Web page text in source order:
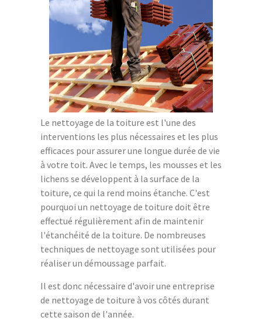
Le nettoyage de la toiture est l'une des
interventions les plus nécessaires et les plus
efficaces pour assurer une longue durée de vie
à votre toit. Avec le temps, les mousses et les
lichens se développent à la surface de la
toiture, ce qui la rend moins étanche. C'est
pourquoi un nettoyage de toiture doit être
effectué régulièrement afin de maintenir
l'étanchéité de la toiture. De nombreuses
techniques de nettoyage sont utilisées pour
réaliser un démoussage parfait.
Il est donc nécessaire d'avoir une entreprise
de nettoyage de toiture à vos côtés durant
cette saison de l'année.